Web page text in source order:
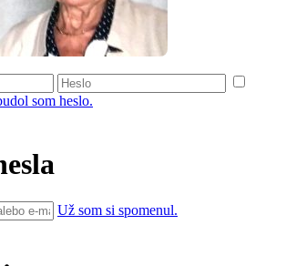
som heslo.
Už som si spomenul.